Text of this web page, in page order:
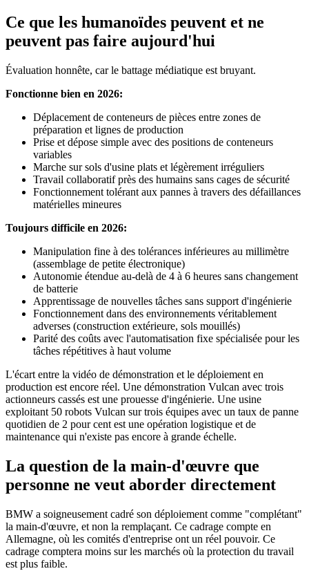
Ce que les humanoïdes peuvent et ne
peuvent pas faire aujourd'hui
Évaluation honnête, car le battage médiatique est bruyant.
Fonctionne bien en 2026:
Déplacement de conteneurs de pièces entre zones de
préparation et lignes de production
Prise et dépose simple avec des positions de conteneurs
variables
Marche sur sols d'usine plats et légèrement irréguliers
Travail collaboratif près des humains sans cages de sécurité
Fonctionnement tolérant aux pannes à travers des défaillances
matérielles mineures
Toujours difficile en 2026:
Manipulation fine à des tolérances inférieures au millimètre
(assemblage de petite électronique)
Autonomie étendue au-delà de 4 à 6 heures sans changement
de batterie
Apprentissage de nouvelles tâches sans support d'ingénierie
Fonctionnement dans des environnements véritablement
adverses (construction extérieure, sols mouillés)
Parité des coûts avec l'automatisation fixe spécialisée pour les
tâches répétitives à haut volume
L'écart entre la vidéo de démonstration et le déploiement en
production est encore réel. Une démonstration Vulcan avec trois
actionneurs cassés est une prouesse d'ingénierie. Une usine
exploitant 50 robots Vulcan sur trois équipes avec un taux de panne
quotidien de 2 pour cent est une opération logistique et de
maintenance qui n'existe pas encore à grande échelle.
La question de la main-d'œuvre que
personne ne veut aborder directement
BMW a soigneusement cadré son déploiement comme "complétant"
la main-d'œuvre, et non la remplaçant. Ce cadrage compte en
Allemagne, où les comités d'entreprise ont un réel pouvoir. Ce
cadrage comptera moins sur les marchés où la protection du travail
est plus faible.